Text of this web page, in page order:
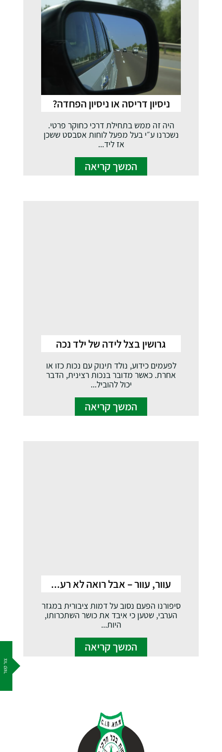
צור קשר
ניסיון דריסה או ניסיון הפחדה?
היה זה ממש בתחילת דרכי כחוקר פרטי.
נשכרנו ע״י בעל מפעל לוחות אסבסט ששכן
אז ליד...
המשך קריאה
גרושין בצל לידה של ילד נכה
לפעמים כידוע, נולד תינוק עם נכות כזו או
אחרת. כאשר מדובר בנכות רצינית, הדבר
יכול להוביל...
המשך קריאה
עוור, עוור – אבל רואה לא רע...
סיפורנו הפעם נסוב על דמות ציבורית במגזר
הערבי, שטען כי איבד את כושר השתכרותו,
היות...
המשך קריאה